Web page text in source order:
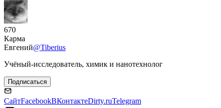
670
Карма
Евгений@Tiberius
Учёный-исследователь, химик и нанотехнолог
Подписаться
СайтFacebookВКонтактеDirty.ruTelegram